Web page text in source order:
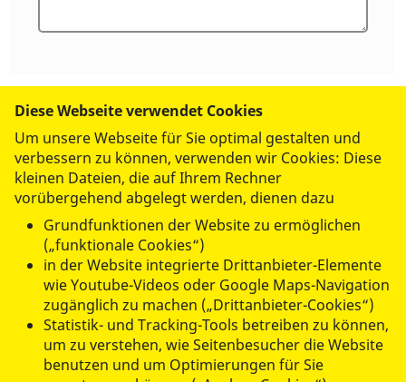
Abschicken
© 2026 ASB-Regionalverband Mittelhessen
Datenschutz
Diese Webseite verwendet Cookies
Um unsere Webseite für Sie optimal gestalten und
verbessern zu können, verwenden wir Cookies: Diese
kleinen Dateien, die auf Ihrem Rechner
vorübergehend abgelegt werden, dienen dazu
Grundfunktionen der Website zu ermöglichen
(„funktionale Cookies“)
in der Website integrierte Drittanbieter-Elemente
wie Youtube-Videos oder Google Maps-Navigation
zugänglich zu machen („Drittanbieter-Cookies“)
Statistik- und Tracking-Tools betreiben zu können,
um zu verstehen, wie Seitenbesucher die Website
benutzen und um Optimierungen für Sie